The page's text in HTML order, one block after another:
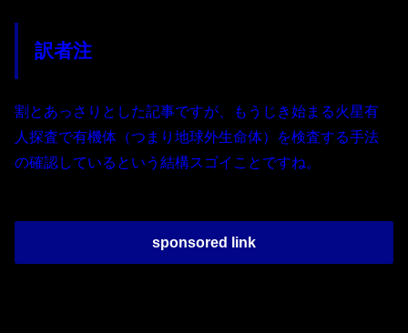
訳者注
割とあっさりとした記事ですが、もうじき始まる火星有
人探査で有機体（つまり地球外生命体）を検査する手法
の確認しているという結構スゴイことですね。
sponsored link